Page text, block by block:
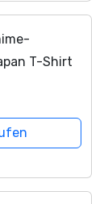
T-Shirt